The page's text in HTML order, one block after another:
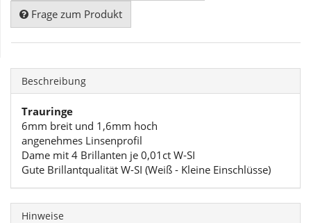
Frage zum Produkt
Beschreibung
Trauringe
6mm breit und 1,6mm hoch
angenehmes Linsenprofil
Dame mit 4 Brillanten je 0,01ct W-SI
Gute Brillantqualität W-SI (Weiß - Kleine Einschlüsse)
Hinweise